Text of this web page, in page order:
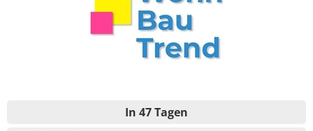
In 47 Tagen